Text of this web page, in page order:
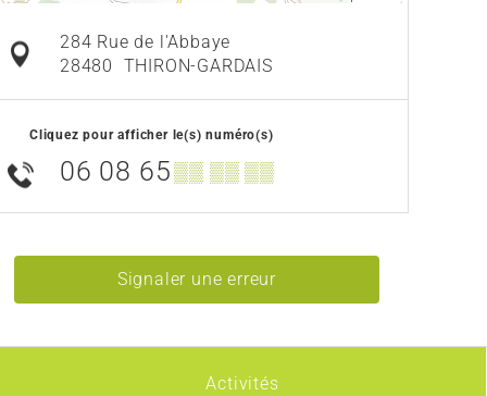
284 Rue de l'Abbaye
28480
THIRON-GARDAIS
Cliquez pour afficher le(s) numéro(s)
06 08 65 ▒▒ ▒▒ ▒▒
Signaler une erreur
Activités